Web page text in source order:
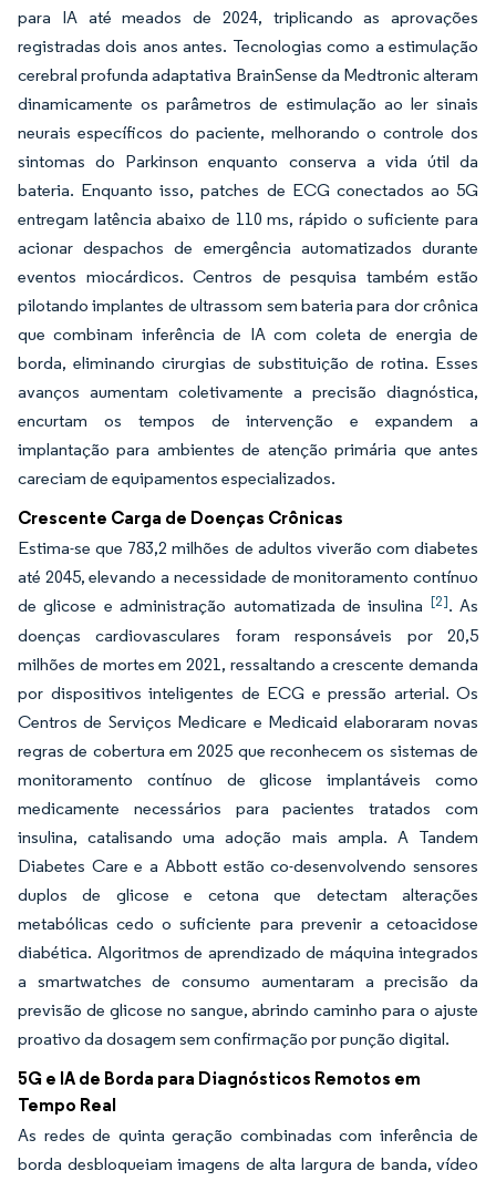
para IA até meados de 2024, triplicando as aprovações
registradas dois anos antes. Tecnologias como a estimulação
cerebral profunda adaptativa BrainSense da Medtronic alteram
dinamicamente os parâmetros de estimulação ao ler sinais
neurais específicos do paciente, melhorando o controle dos
sintomas do Parkinson enquanto conserva a vida útil da
bateria. Enquanto isso, patches de ECG conectados ao 5G
entregam latência abaixo de 110 ms, rápido o suficiente para
acionar despachos de emergência automatizados durante
eventos miocárdicos. Centros de pesquisa também estão
pilotando implantes de ultrassom sem bateria para dor crônica
que combinam inferência de IA com coleta de energia de
borda, eliminando cirurgias de substituição de rotina. Esses
avanços aumentam coletivamente a precisão diagnóstica,
encurtam os tempos de intervenção e expandem a
implantação para ambientes de atenção primária que antes
careciam de equipamentos especializados.
Crescente Carga de Doenças Crônicas
Estima-se que 783,2 milhões de adultos viverão com diabetes
até 2045, elevando a necessidade de monitoramento contínuo
de glicose e administração automatizada de insulina [2]. As
doenças cardiovasculares foram responsáveis por 20,5
milhões de mortes em 2021, ressaltando a crescente demanda
por dispositivos inteligentes de ECG e pressão arterial. Os
Centros de Serviços Medicare e Medicaid elaboraram novas
regras de cobertura em 2025 que reconhecem os sistemas de
monitoramento contínuo de glicose implantáveis como
medicamente necessários para pacientes tratados com
insulina, catalisando uma adoção mais ampla. A Tandem
Diabetes Care e a Abbott estão co-desenvolvendo sensores
duplos de glicose e cetona que detectam alterações
metabólicas cedo o suficiente para prevenir a cetoacidose
diabética. Algoritmos de aprendizado de máquina integrados
a smartwatches de consumo aumentaram a precisão da
previsão de glicose no sangue, abrindo caminho para o ajuste
proativo da dosagem sem confirmação por punção digital.
5G e IA de Borda para Diagnósticos Remotos em
Tempo Real
As redes de quinta geração combinadas com inferência de
borda desbloqueiam imagens de alta largura de banda, vídeo